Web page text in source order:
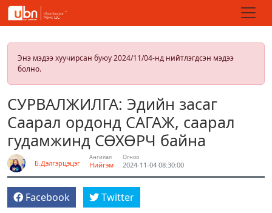
Энэ мэдээ хуучирсан буюу 2024/11/04-нд нийтлэгдсэн мэдээ
болно.
СУРВАЛЖИЛГА: Эдийн засаг
Саарал ордонд САГАЖ, саарал
гудамжинд СӨХӨРЧ байна
Б.Дэлгэрцэцэг
Ангилал
Нийгэм
Огноо
2024-11-04 08:30:00
Facebook Twitter